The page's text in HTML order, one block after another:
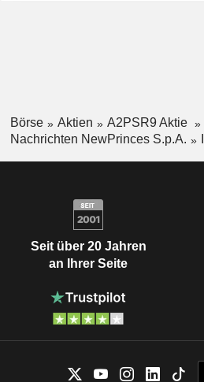
Börse Aktien
A2PSR9 Aktie
Nachrichten NewPrinces S.p.A.
Seit über 20 Jahren
an Ihrer Seite